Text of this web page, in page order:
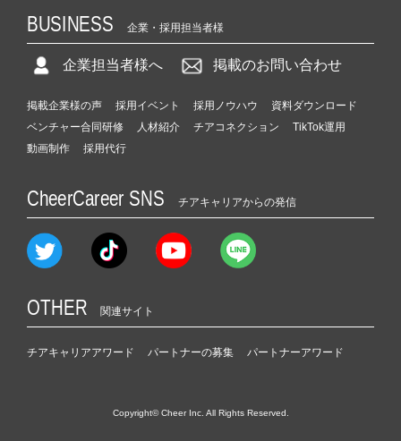
BUSINESS 企業・採用担当者様
企業担当者様へ 掲載のお問い合わせ
掲載企業様の声 採用イベント 採用ノウハウ
資料ダウンロード
ベンチャー合同研修
人材紹介 チアコネクション
TikTok運用
動画制作
採用代行
CheerCareer SNS チアキャリアからの発信
OTHER 関連サイト
チアキャリアアワード パートナーの募集 パートナーアワード
Copyright© Cheer Inc. All Rights Reserved.